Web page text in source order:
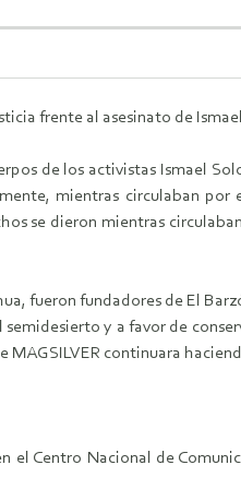
frente al asesinato de
de los activistas Ismael
mientras circulaban
se dieron mientras
fueron fundadores de El
y a favor de
MAGSILVER continuara
el Centro Nacional de